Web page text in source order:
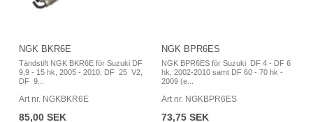
NGK BKR6E
Tändstift NGK BKR6E för Suzuki DF
9,9 - 15 hk, 2005 - 2010, DF 25 V2,
DF 9...
Art nr. NGKBKR6E
85,00 SEK
NGK BPR6ES
NGK BPR6ES för Suzuki DF 4 - DF 6
hk, 2002-2010 samt DF 60 - 70 hk -
2009 (e...
Art nr. NGKBPR6ES
73,75 SEK